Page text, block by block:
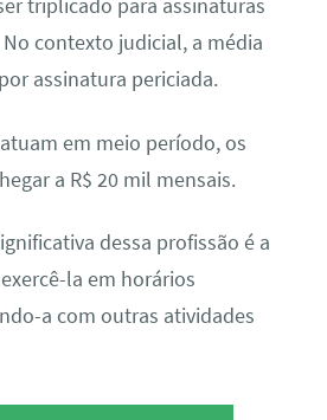
triplicado para assinaturas
contexto judicial, a média
assinatura periciada.
em meio período, os
a R$ 20 mil mensais.
dessa profissão é a
la em horários
a com outras atividades